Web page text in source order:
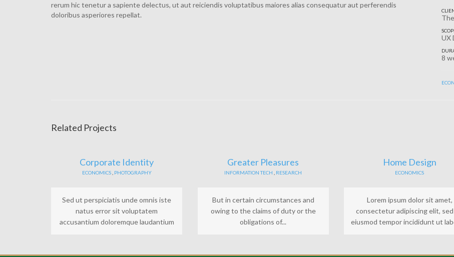
rerum hic tenetur a sapiente delectus, ut aut reiciendis voluptatibus maiores alias consequatur aut perferendis
doloribus asperiores repellat.
UX
8
Related Projects
Corporate Identity
ECONOMICS, PHOTOGRAPHY
Sed ut perspiciatis unde omnis iste
natus error sit voluptatem
accusantium doloremque laudantium
Greater Pleasures
INFORMATION TECH RESEARCH
But in certain circumstances and
owing to the claims of duty or the
obligations of...
Home Design
ECONOMICS
Lorem ipsum dolor sit amet,
consectetur adipiscing elit,
eiusmod tempor incididunt ut